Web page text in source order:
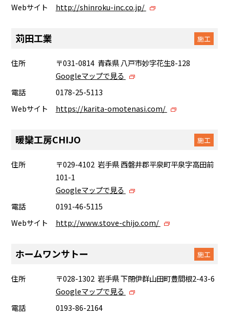
Webサイト
http://shinroku-inc.co.jp/
苅田工業 施工
住所
〒031-0814 青森県 八戸市妙字花生8-128
Googleマップで見る
電話
0178-25-5113
Webサイト
https://karita-omotenasi.com/
暖欒工房CHIJO 施工
住所
〒029-4102 岩手県 西磐井郡平泉町平泉字高田前
101-1
Googleマップで見る
電話
0191-46-5115
Webサイト
http://www.stove-chijo.com/
ホームワンサトー 施工
住所
〒028-1302 岩手県 下閉伊群山田町豊間根2-43-6
Googleマップで見る
電話
0193-86-2164